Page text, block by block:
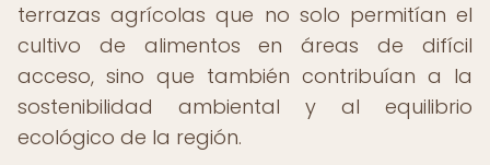
terrazas agrícolas que no solo permitían el
cultivo de alimentos en áreas de difícil
acceso, sino que también contribuían a la
sostenibilidad ambiental y al equilibrio
ecológico de la región.